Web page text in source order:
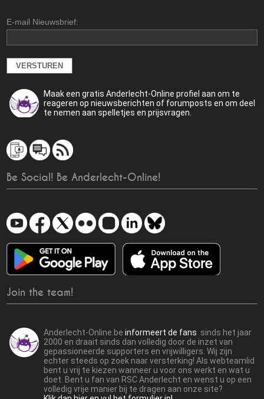
E-mail Nieuwsbrief:
Maak een gratis Anderlecht-Online profiel aan om te
reageren op nieuwsberichten of forumposts en om deel
te nemen aan spelletjes en prijsvragen.
Be Social! Be Anderlecht-Online!
Join the team!
Anderlecht-Online.beinformeert de fans sinds het jaar
2000 en draait sinds dan volledig door de inzet van
gepassioneerde supporters en vrijwilligers. Wij zijn
echter steeds op zoek naar versterking! Als webteamlid
bent u vrij te kiezen wanneer u voor ons werkt en wat u
doet. Bent u fan van RSC Anderlecht en wenst u op een
volledig vrije manier bij te dragen aan onze site?